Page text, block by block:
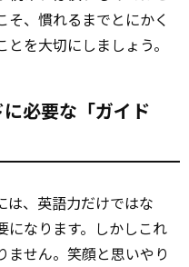
、慣れるまでとにかく
を大切にしましょう。
必要な「ガイド
は、英語力だけではな
になります。しかしこれ
ません。笑顔と思いやり